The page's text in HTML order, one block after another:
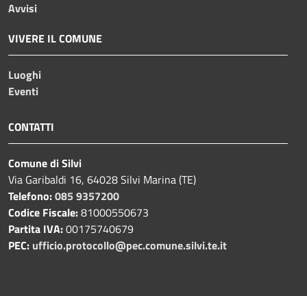
Avvisi
VIVERE IL COMUNE
Luoghi
Eventi
CONTATTI
Comune di Silvi
Via Garibaldi 16, 64028 Silvi Marina (TE)
Telefono:085 9357200
Codice Fiscale:81000550673
Partita IVA:00175740679
PEC: ufficio.protocollo@pec.comune.silvi.te.it